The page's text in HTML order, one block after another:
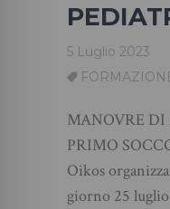
5 Luglio 2023
MANOVRE DI
PRIMO
Oikos
giorno 25 luglio